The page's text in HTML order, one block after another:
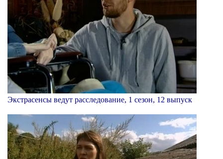
Экстрасенсы ведут расследование, 1 сезон, 12 выпуск